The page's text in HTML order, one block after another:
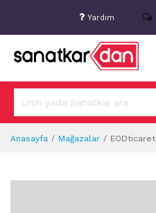
Yardım
Anasayfa Mağazalar EODticaret